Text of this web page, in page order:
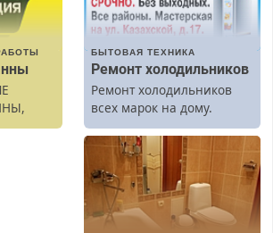
БЫТОВАЯ ТЕХНИКА
Ремонт холодильников
Ремонт холодильников
всех марок на дому.